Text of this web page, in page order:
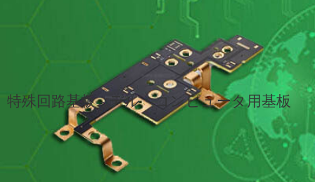
特殊回路基板 - デル・コンピュータ用基板